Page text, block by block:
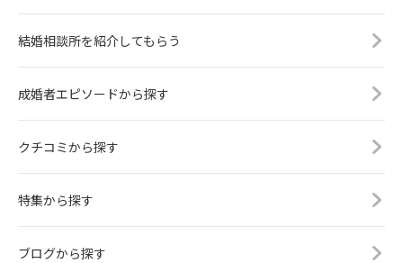
結婚相談所を紹介してもらう
成婚者エピソードから探す
クチコミから探す
特集から探す
ブログから探す